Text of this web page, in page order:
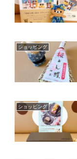
ショッピング
ショッピング